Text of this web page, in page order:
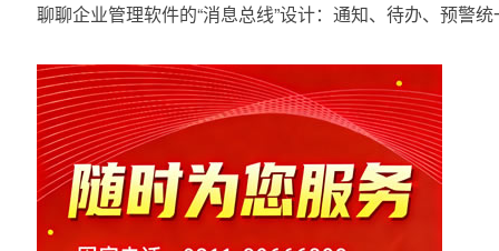
聊聊企业管理软件的“消息总线”设计：通知、待办、预警